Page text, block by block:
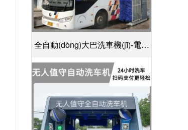
全自動(dòng)大巴洗車機(jī)-電腦
控制一鍵啟動(dòng)清洗[隆茂鑫
晟]